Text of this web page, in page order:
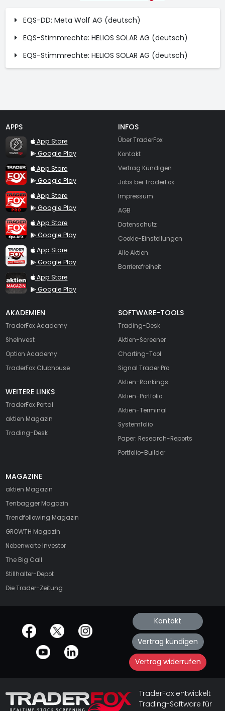
EQS-DD: Meta Wolf AG (deutsch)
EQS-Stimmrechte: HELIOS SOLAR AG (deutsch)
EQS-Stimmrechte: HELIOS SOLAR AG (deutsch)
APPS
TraderFox Flash
App Store
Google Play
TraderFox App
App Store
Google Play
TraderFox Pro
App Store
Google Play
TraderFox dpa-AFX ProFeed
App Store
Google Play
TraderFox Live Trading
App Store
Google Play
TraderFox aktien Magazin
App Store
Google Play
INFOS
Über TraderFox
Kontakt
Vertrag Kündigen
Jobs bei TraderFox
Impressum
AGB
Datenschutz
Cookie-Einstellungen
Alle Aktien
Barrierefreiheit
AKADEMIEN
TraderFox Academy
SheInvest
Option Academy
TraderFox Clubhouse
WEITERE LINKS
TraderFox Portal
aktien Magazin
Trading-Desk
SOFTWARE-TOOLS
Trading-Desk
Aktien-Screener
Charting-Tool
Signal Trader Pro
Aktien-Rankings
Aktien-Portfolio
Aktien-Terminal
Systemfolio
Paper: Research-Reports
Portfolio-Builder
MAGAZINE
aktien Magazin
Tenbagger Magazin
Trendfollowing Magazin
GROWTH Magazin
Nebenwerte Investor
The Big Call
Stillhalter-Depot
Die Trader-Zeitung
offizielle Social Media-Accounts Kontakt
Vertrag kündigen
Vertrag widerrufen
TraderFox entwickelt
Trading-Software für